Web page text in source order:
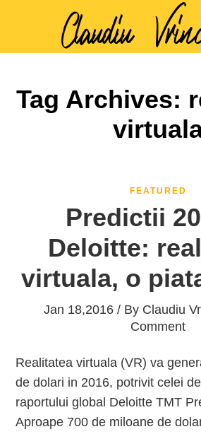
Tag Archives:
FEATURED
Predictii
Deloitte:
virtuala, o
Jan 18,2016 / By Claudiu
Comment
Realitatea virtuala (VR) va
de dolari in 2016, potrivit celei
raportului global Deloitte TMT
Aproape 700 de miloane de